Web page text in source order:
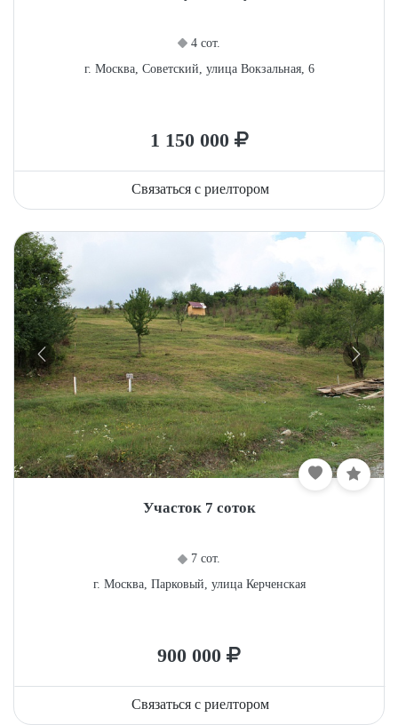
4 сот.
г. Москва, Советский, улица Вокзальная, 6
1 150 000
Связаться с риелтором
Участок 7 соток
7 сот.
г. Москва, Парковый, улица Керченская
900 000
Связаться с риелтором